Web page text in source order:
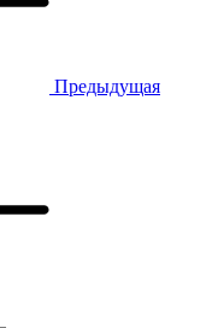
Предыдущая